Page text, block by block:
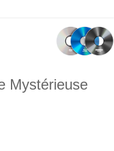
Mystérieuse